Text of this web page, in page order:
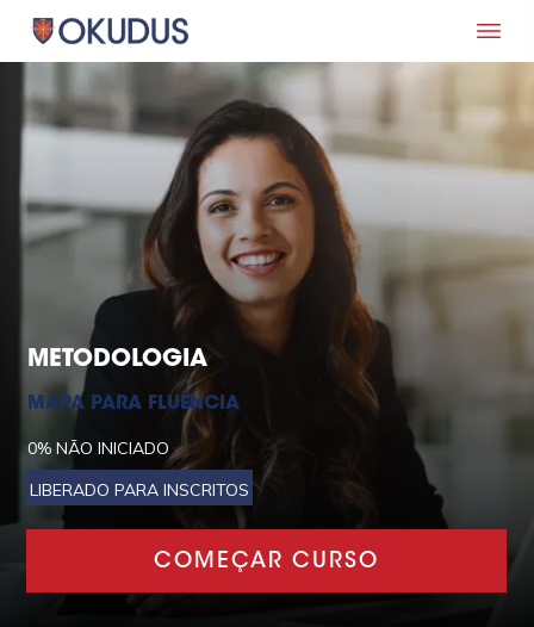
METODOLOGIA
MAPA PARA FLUÊNCIA
0% NÃO INICIADO
LIBERADO PARA INSCRITOS
COMEÇAR CURSO